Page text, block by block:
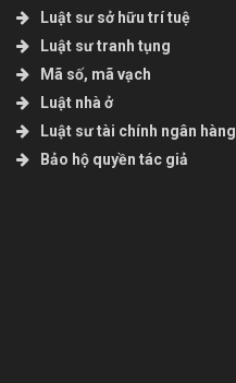
Luật sư sở hữu trí tuệ
Luật sư tranh tụng
Mã số, mã vạch
Luật nhà ở
Luật sư tài chính ngân hàng
Bảo hộ quyền tác giả